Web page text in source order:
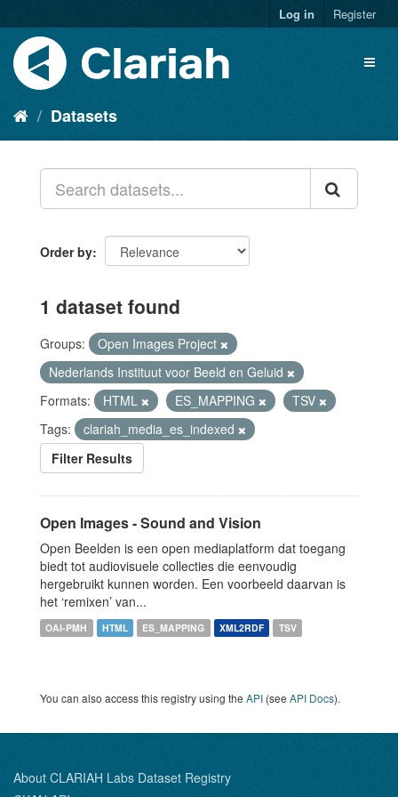
Log in Register
Datasets
Order by
1 dataset found
Groups:
Open Images Project
Nederlands Instituut voor Beeld en Geluid
Formats:
HTML ES_MAPPING
TSV
Tags:
clariah_media_es_indexed
Filter Results
Open Images - Sound and Vision
Open Beelden is een open mediaplatform dat toegang
biedt tot audiovisuele collecties die eenvoudig
hergebruikt kunnen worden. Een voorbeeld daarvan is
het ‘remixen’ van...
OAI-PMH HTML ES_MAPPING XML2RDF TSV
You can also access this registry using the API (see API Docs).
About CLARIAH Labs Dataset Registry